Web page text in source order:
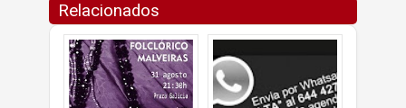
Relacionados